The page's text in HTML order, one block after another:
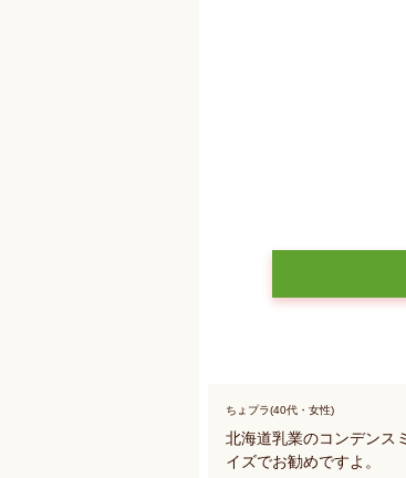
ちょプラ(40代・女性)
北海道乳業のコンデンス
イズでお勧めですよ。